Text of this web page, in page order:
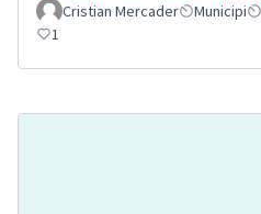
Cristian Mercader Municipi
1